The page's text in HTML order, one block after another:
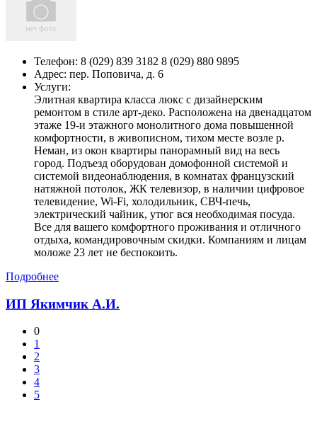
Телефон: 8 (029) 839 3182 8 (029) 880 9895
Адрес: пер. Поповича, д. 6
Услуги:
Элитная квартира класса люкс с дизайнерским
ремонтом в стиле арт-деко. Расположена на двенадцатом
этаже 19-и этажного монолитного дома повышенной
комфортности, в живописном, тихом месте возле р.
Неман, из окон квартиры панорамный вид на весь
город. Подъезд оборудован домофонной системой и
системой видеонаблюдения, в комнатах французский
натяжной потолок, ЖК телевизор, в наличии цифровое
телевидение, Wi-Fi, холодильник, СВЧ-печь,
электрический чайник, утюг вся необходимая посуда.
Все для вашего комфортного проживания и отличного
отдыха, командировочным скидки. Компаниям и лицам
моложе 23 лет не беспокоить.
Подробнее
ИП Якимчик А.И.
0
1
2
3
4
5